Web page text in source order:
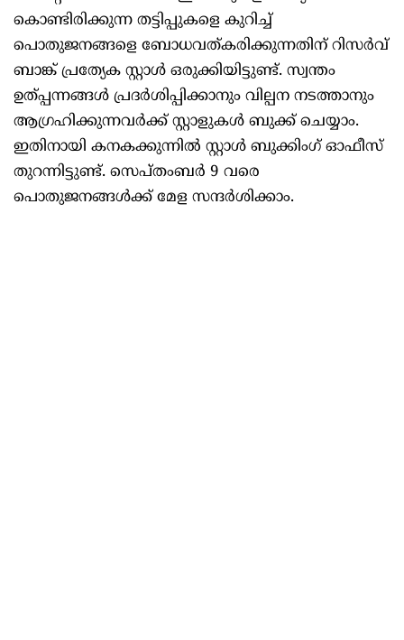
കൊണ്ടിരിക്കുന്ന തട്ടിപ്പുകളെ കുറിച്ച്
പൊതുജനങ്ങളെ ബോധവത്കരിക്കുന്നതിന് റിസര്‍വ്
ബാങ്ക് പ്രത്യേക സ്റ്റാള്‍ ഒരുക്കിയിട്ടുണ്ട്. സ്വന്തം
ഉത്പ്പന്നങ്ങള്‍ പ്രദര്‍ശിപ്പിക്കാനും വില്പന നടത്താനും
ആഗ്രഹിക്കുന്നവര്‍ക്ക് സ്റ്റാളുകള്‍ ബുക്ക് ചെയ്യാം.
ഇതിനായി കനകക്കുന്നില്‍ സ്റ്റാള്‍ ബുക്കിംഗ് ഓഫീസ്
തുറന്നിട്ടുണ്ട്. സെപ്തംബര്‍ 9 വരെ
പൊതുജനങ്ങള്‍ക്ക് മേള സന്ദര്‍ശിക്കാം.